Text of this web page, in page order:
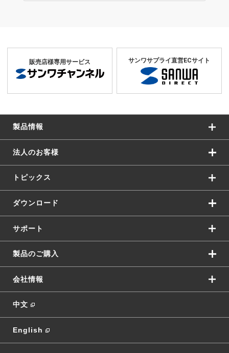
販売店様専用サービス サンワサプライ直営ECサイト
製品情報
法人のお客様
トピックス
ダウンロード
サポート
製品のご購入
会社情報
中文
English